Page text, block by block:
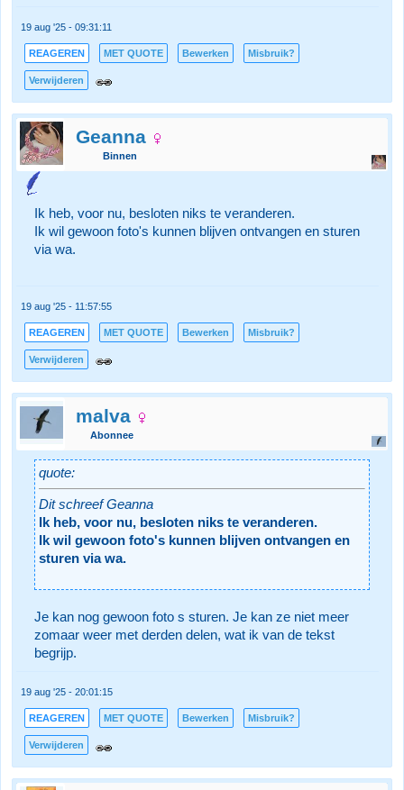
19 aug '25 - 09:31:11
REAGEREN MET QUOTE Bewerken Misbruik?
Verwijderen
Geanna
Binnen
Ik heb, voor nu, besloten niks te veranderen.
Ik wil gewoon foto's kunnen blijven ontvangen en sturen
via wa.
19 aug '25 - 11:57:55
REAGEREN MET QUOTE Bewerken Misbruik?
Verwijderen
malva
Abonnee
quote:
Dit schreef Geanna
Ik heb, voor nu, besloten niks te veranderen.
Ik wil gewoon foto's kunnen blijven ontvangen en
sturen via wa.
Je kan nog gewoon foto s sturen. Je kan ze niet meer
zomaar weer met derden delen, wat ik van de tekst
begrijp.
19 aug '25 - 20:01:15
REAGEREN MET QUOTE Bewerken Misbruik?
Verwijderen